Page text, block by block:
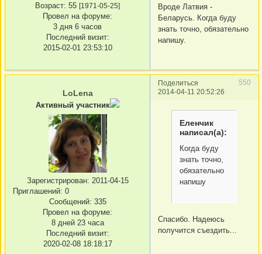
Возраст: 55 [1971-05-25]
Провел на форуме:
3 дня 6 часов
Последний визит:
2015-02-01 23:53:10
Вроде Латвия -
Беларусь. Когда буду
знать точно, обязательно
напишу.
Поделиться
550
2014-04-11 20:52:26
LoLena
Активный участник
Зарегистрирован: 2011-04-15
Приглашений: 0
Сообщений: 335
Провел на форуме:
8 дней 23 часа
Последний визит:
2020-02-08 18:18:17
Еленчик
написал(а):
Когда буду
знать точно,
обязательно
напишу
Спасибо. Надеюсь
получится съездить...